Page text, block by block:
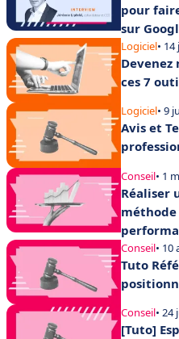
pour
sur
Logiciel•
Devenez
ces 7
Logiciel• 9
Avis et
Conseil• 1
Réaliser
Conseil• 10
Tuto
Conseil• 24
[Tuto]